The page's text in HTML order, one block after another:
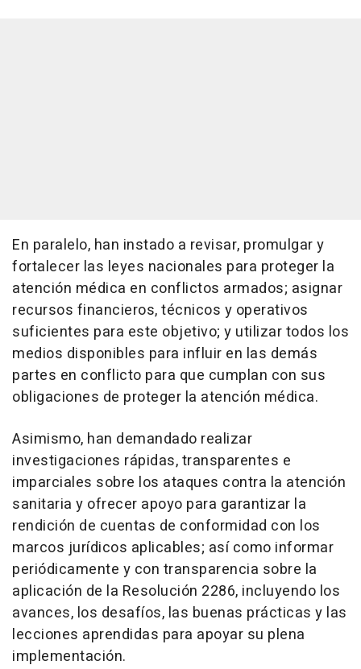
En paralelo, han instado a revisar, promulgar y
fortalecer las leyes nacionales para proteger la
atención médica en conflictos armados; asignar
recursos financieros, técnicos y operativos
suficientes para este objetivo; y utilizar todos los
medios disponibles para influir en las demás
partes en conflicto para que cumplan con sus
obligaciones de proteger la atención médica.
Asimismo, han demandado realizar
investigaciones rápidas, transparentes e
imparciales sobre los ataques contra la atención
sanitaria y ofrecer apoyo para garantizar la
rendición de cuentas de conformidad con los
marcos jurídicos aplicables; así como informar
periódicamente y con transparencia sobre la
aplicación de la Resolución 2286, incluyendo los
avances, los desafíos, las buenas prácticas y las
lecciones aprendidas para apoyar su plena
implementación.